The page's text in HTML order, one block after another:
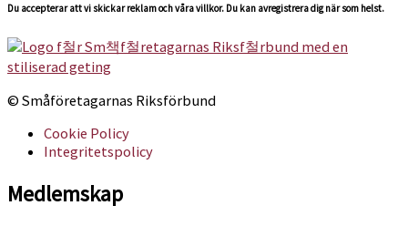
Du accepterar att vi skickar reklam och våra villkor. Du kan avregistrera dig när som helst.
© Småföretagarnas Riksförbund
Cookie Policy
Integritetspolicy
Medlemskap